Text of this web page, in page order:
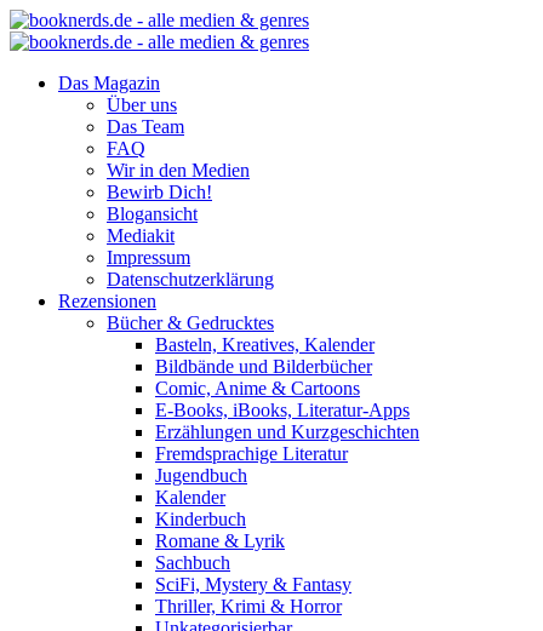
Das Magazin
Über uns
Das Team
FAQ
Wir in den Medien
Bewirb Dich!
Blogansicht
Mediakit
Impressum
Datenschutzerklärung
Rezensionen
Bücher & Gedrucktes
Basteln, Kreatives, Kalender
Bildbände und Bilderbücher
Comic, Anime & Cartoons
E-Books, iBooks, Literatur-Apps
Erzählungen und Kurzgeschichten
Fremdsprachige Literatur
Jugendbuch
Kalender
Kinderbuch
Romane & Lyrik
Sachbuch
SciFi, Mystery & Fantasy
Thriller, Krimi & Horror